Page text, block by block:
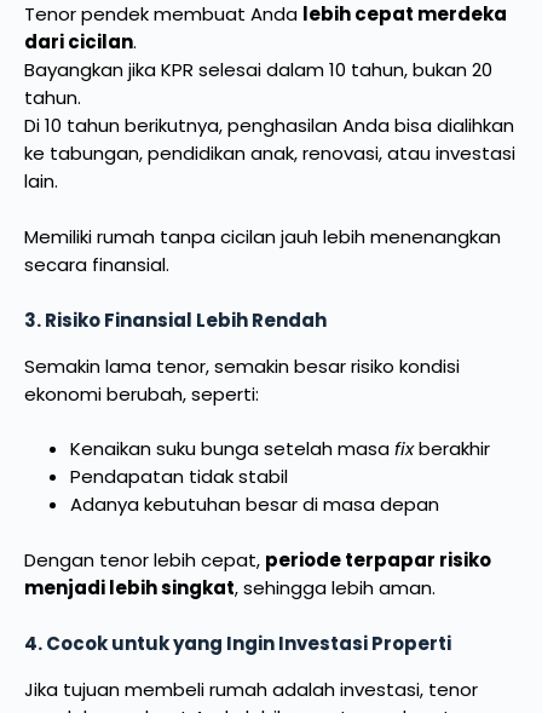
Tenor pendek membuat Anda lebih cepat merdeka
dari cicilan.
Bayangkan jika KPR selesai dalam 10 tahun, bukan 20
tahun.
Di 10 tahun berikutnya, penghasilan Anda bisa dialihkan
ke tabungan, pendidikan anak, renovasi, atau investasi
lain.
Memiliki rumah tanpa cicilan jauh lebih menenangkan
secara finansial.
3. Risiko Finansial Lebih Rendah
Semakin lama tenor, semakin besar risiko kondisi
ekonomi berubah, seperti:
Kenaikan suku bunga setelah masafixberakhir
Pendapatan tidak stabil
Adanya kebutuhan besar di masa depan
Dengan tenor lebih cepat, periode terpapar risiko
menjadi lebih singkat, sehingga lebih aman.
4. Cocok untuk yang Ingin Investasi Properti
Jika tujuan membeli rumah adalah investasi, tenor